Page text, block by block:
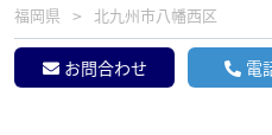
福岡県 北九州市八幡西区
お問合わせ 電